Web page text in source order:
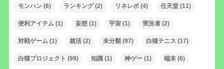
モンハン(6) ランキング(2) リネレボ(4) 任天堂(11)
便利アイテム(1) 妄想(1) 宇宙(1) 実況者(2)
対戦ゲーム(1) 就活(2) 未分類(97) 白猫テニス (17)
白猫プロジェクト (99) 知識(1) 神ゲー(1) 端末(6)